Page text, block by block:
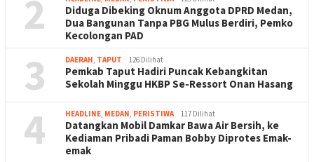
2
Diduga Dibeking Oknum Anggota DPRD Medan,
Dua Bangunan Tanpa PBG Mulus Berdiri, Pemko
Kecolongan PAD
3 DAERAH, TAPUT 126 Dilihat
Pemkab Taput Hadiri Puncak Kebangkitan
Sekolah Minggu HKBP Se-Ressort Onan Hasang
4 HEADLINE, MEDAN, PERISTIWA 117 Dilihat
Datangkan Mobil Damkar Bawa Air Bersih, ke
Kediaman Pribadi Paman Bobby Diprotes Emak-
emak